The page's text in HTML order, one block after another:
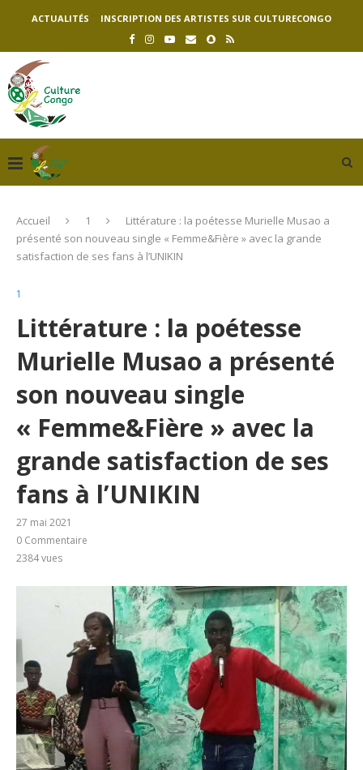
ACTUALITÉS INSCRIPTION DES ARTISTES SUR CULTURECONGO
Accueil 1
Littérature : la poétesse Murielle Musao a
présenté son nouveau single « Femme&Fière » avec la grande
satisfaction de ses fans à l’UNIKIN
1
Littérature : la poétesse
Murielle Musao a présenté
son nouveau single
« Femme&Fière » avec la
grande satisfaction de ses
fans à l’UNIKIN
27 mai 2021
0 Commentaire
2384vues